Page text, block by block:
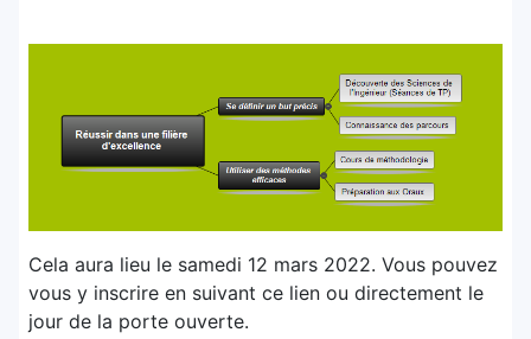
Cela aura lieu le samedi 12 mars 2022. Vous pouvez
vous y inscrire en suivant ce lien ou directement le
jour de la porte ouverte.